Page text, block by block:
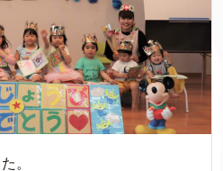
。